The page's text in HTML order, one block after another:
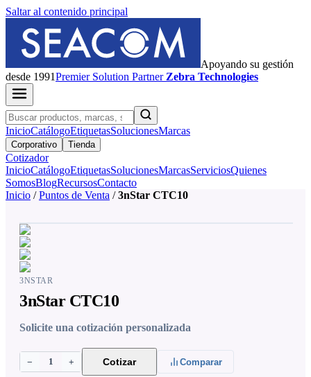
Saltar al contenido principal
Apoyando su gestión
desde 1991PremierSolution Partner Zebra Technologies
InicioCatálogoEtiquetasSolucionesMarcas
Corporativo Tienda
Cotizador
InicioCatálogoEtiquetasSolucionesMarcasServiciosQuienes
SomosBlogRecursosContacto
Inicio / Puntos de Venta / 3nStar CTC10
3NSTAR
3nStar CTC10
Solicite una cotización personalizada
− 1 + Cotizar Comparar